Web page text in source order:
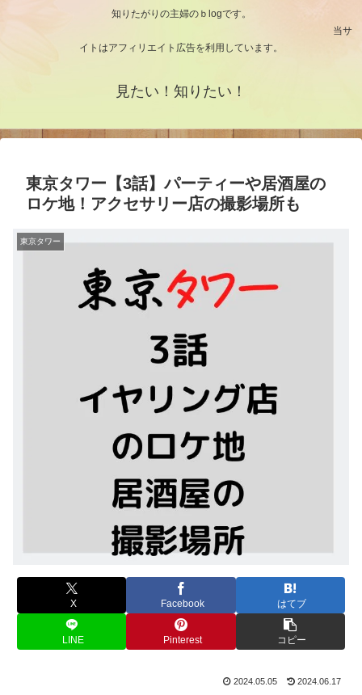
知りたがりの主婦のｂlogです。
当サ
イトはアフィリエイト広告を利用しています。
見たい！知りたい！
東京タワー【3話】パーティーや居酒屋の
ロケ地！アクセサリー店の撮影場所も
東京タワー
X Facebook はてブ
LINE Pinterest コピー
2024.05.05 2024.06.17